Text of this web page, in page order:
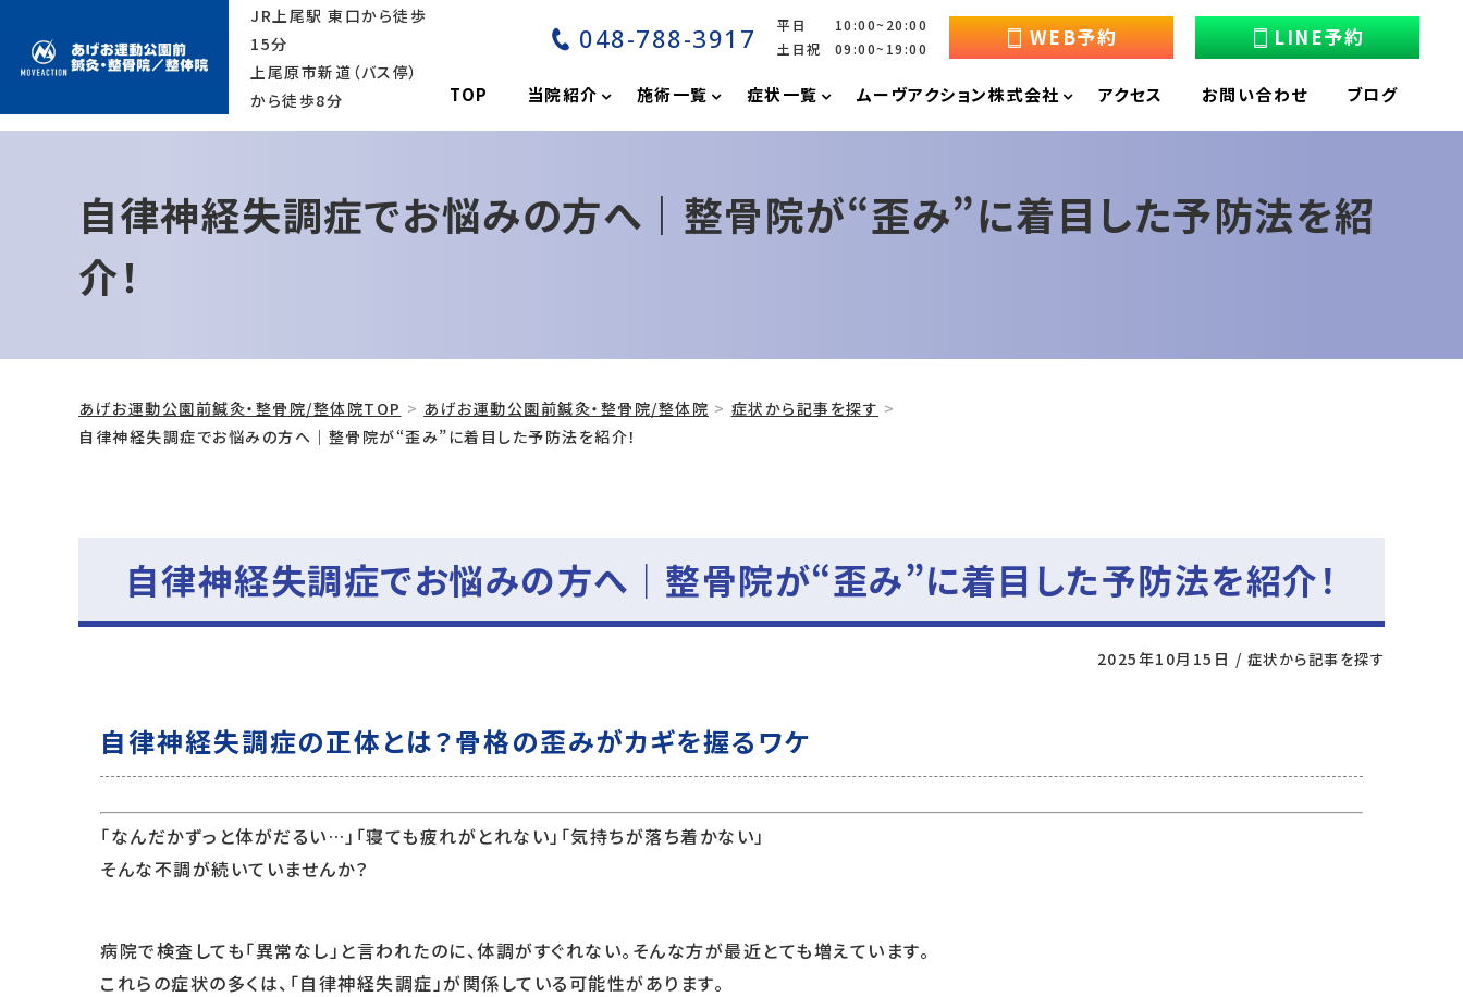
JR上尾駅 東口から徒歩
15分
上尾原市新道（バス停）
から徒歩8分
048-788-3917
平日 10:00~20:00
土日祝 09:00~19:00
WEB予約 LINE予約
TOP 当院紹介 施術一覧 症状一覧 ムーヴアクション株式会社 アクセス お問い合わせ ブログ
自律神経失調症でお悩みの方へ｜整骨院が“歪み”に着目した予防法を紹
介！
あげお運動公園前鍼灸・整骨院/整体院TOP あげお運動公園前鍼灸・整骨院/整体院
症状から記事を探す
自律神経失調症でお悩みの方へ｜整骨院が“歪み”に着目した予防法を紹介！
自律神経失調症でお悩みの方へ｜整骨院が“歪み”に着目した予防法を紹介！
2025年10月15日 / 症状から記事を探す
自律神経失調症の正体とは？骨格の歪みがカギを握るワケ
「なんだかずっと体がだるい…」「寝ても疲れがとれない」「気持ちが落ち着かない」
そんな不調が続いていませんか？
病院で検査しても「異常なし」と言われたのに、体調がすぐれない。そんな方が最近とても増えています。
これらの症状の多くは、「自律神経失調症」が関係している可能性があります。